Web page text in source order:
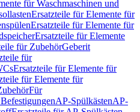
für Waschmaschinen und
Ersatzteile für Elemente für
Ersatzteile für Elemente für
Ersatzteile für Elemente
für ZubehörGeberit
für
Ersatzteile für Elemente für
für Elemente für
Für
AP-SpülkästenAP-